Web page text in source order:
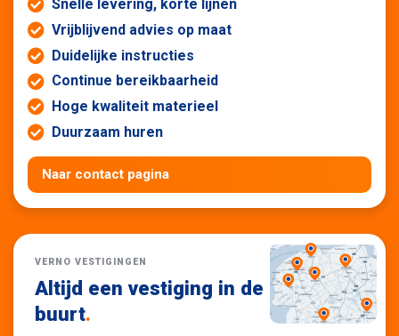
Snelle levering, korte lijnen
Vrijblijvend advies op maat
Duidelijke instructies
Continue bereikbaarheid
Hoge kwaliteit materieel
Duurzaam huren
Naar contact pagina
VERNO VESTIGINGEN
Altijd een vestiging in de
buurt.